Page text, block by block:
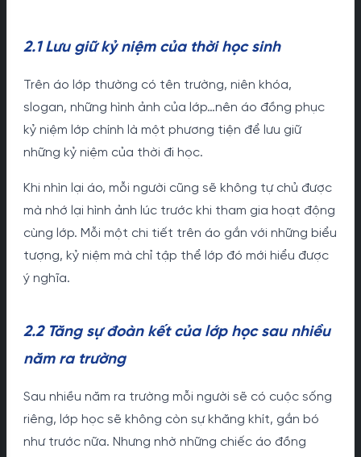
2.1 Lưu giữ kỷ niệm của thời học sinh
Trên áo lớp thường có tên trường, niên khóa,
slogan, những hình ảnh của lớp…nên áo đồng phục
kỷ niệm lớp chính là một phương tiện để lưu giữ
những kỷ niệm của thời đi học.
Khi nhìn lại áo, mỗi người cũng sẽ không tự chủ được
mà nhớ lại hình ảnh lúc trước khi tham gia hoạt động
cùng lớp. Mỗi một chi tiết trên áo gắn với những biểu
tượng, kỷ niệm mà chỉ tập thể lớp đó mới hiểu được
ý nghĩa.
2.2 Tăng sự đoàn kết của lớp học sau nhiều
năm ra trường
Sau nhiều năm ra trường mỗi người sẽ có cuộc sống
riêng, lớp học sẽ không còn sự khăng khít, gắn bó
như trước nữa. Nhưng nhờ những chiếc áo đồng